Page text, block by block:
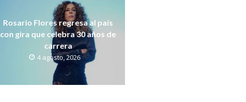
Rosario Flores regresa al país
con gira que celebra 30 años de
carrera
4 agosto, 2026